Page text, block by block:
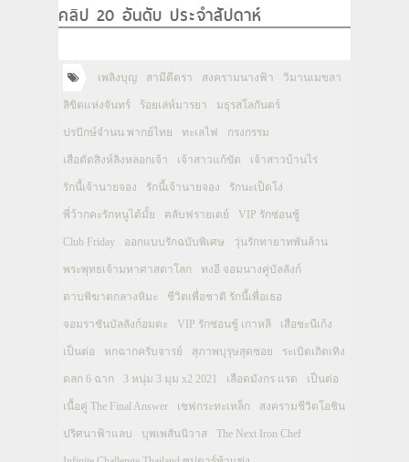
คลิป 20 อันดับ ประจำสัปดาห์
เพลิงบุญ สามีตีตรา สงครามนางฟ้า วิมานเมขลา
ลิขิตแห่งจันทร์ ร้อยเล่ห์มารยา มธุรสโลกันตร์
ปรปักษ์จำนน พากย์ไทย ทะเลไฟ กรงกรรม
เสือตัดสิงห์ลิงหลอกเจ้า เจ้าสาวแก้ขัด เจ้าสาวบ้านไร่
รักนี้เจ้านายจอง รักนี้เจ้านายจอง รักนะเป็ดโง่
พี่ว้ากคะรักหนูได้มั้ย คลับฟรายเดย์ VIP รักซ่อนชู้
Club Friday ออกแบบรักฉบับพิเศษ วุ่นรักทายาทพันล้าน
พระพุทธเจ้ามหาศาสดาโลก ทงอี จอมนางคู่บัลลังก์
ดาบพิฆาตกลางหิมะ ชีวิตเพื่อชาติ รักนี้เพื่อเธอ
จอมราชันบัลลังก์อมตะ VIP รักซ่อนชู้ เกาหลี เสือชะนีเก้ง
เป็นต่อ หกฉากครับจารย์ สุภาพบุรุษสุดซอย ระเบิดเถิดเทิง
ตลก 6 ฉาก 3 หนุ่ม 3 มุม x2 2021 เลือดมังกร แรด เป็นต่อ
เนื้อคู่ The Final Answer เชฟกระทะเหล็ก สงครามชีวิตโอชิน
ปริศนาฟ้าแลบ บุพเพสันนิวาส The Next Iron Chef